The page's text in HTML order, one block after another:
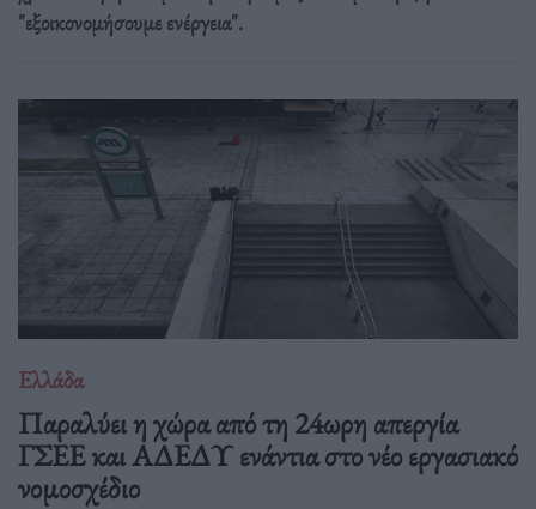
"εξοικονομήσουμε ενέργεια".
Ελλάδα
Παραλύει η χώρα από τη 24ωρη απεργία
ΓΣΕΕ και ΑΔΕΔΥ ενάντια στο νέο εργασιακό
νομοσχέδιο